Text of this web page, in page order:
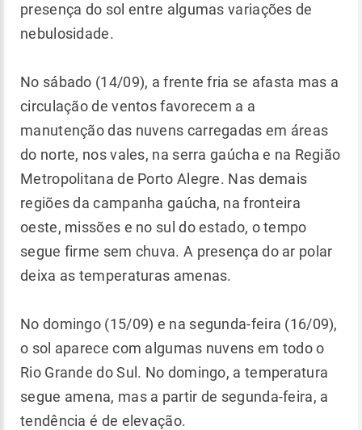
presença do sol entre algumas variações de
nebulosidade.
No sábado (14/09), a frente fria se afasta mas a
circulação de ventos favorecem a a
manutenção das nuvens carregadas em áreas
do norte, nos vales, na serra gaúcha e na Região
Metropolitana de Porto Alegre. Nas demais
regiões da campanha gaúcha, na fronteira
oeste, missões e no sul do estado, o tempo
segue firme sem chuva. A presença do ar polar
deixa as temperaturas amenas.
No domingo (15/09) e na segunda-feira (16/09),
o sol aparece com algumas nuvens em todo o
Rio Grande do Sul. No domingo, a temperatura
segue amena, mas a partir de segunda-feira, a
tendência é de elevação.